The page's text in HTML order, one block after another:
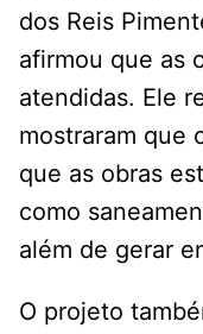
dos Reis
afirmou que as
atendidas. Ele
mostraram que
que as obras
como
além de gerar
O projeto